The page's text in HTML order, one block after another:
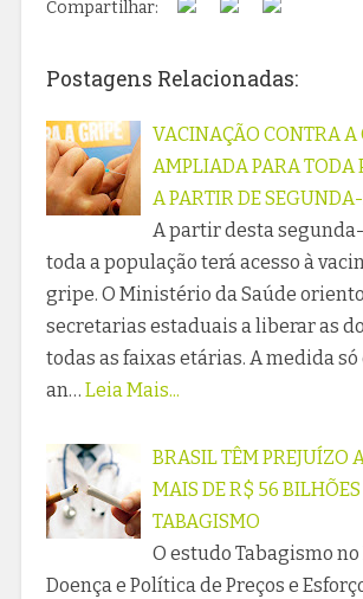
Compartilhar:
Postagens Relacionadas:
VACINAÇÃO CONTRA A
AMPLIADA PARA TODA
A PARTIR DE
A partir desta
toda a população terá acesso à
gripe. O Ministério da Saúde
secretarias estaduais a liberar as
todas as faixas etárias. A medida
an… Leia Mais...
BRASIL TÊM PREJUÍZO
MAIS DE R$ 56
TABAGISMO
O estudo Tabagismo
Doença e Política de Preços e